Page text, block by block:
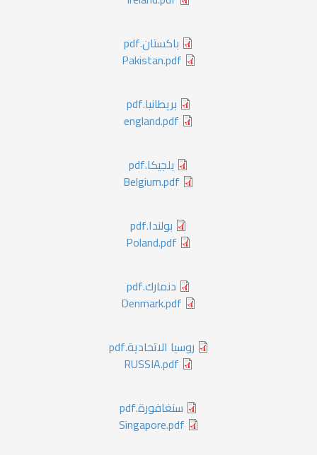
باكستان.pdf
Pakistan.pdf
بريطانيا.pdf
england.pdf
بلجيكا.pdf
Belgium.pdf
بولندا.pdf
Poland.pdf
دنمارك.pdf
Denmark.pdf
روسيا الاتحادية.pdf
RUSSIA.pdf
سنغافورة.pdf
Singapore.pdf